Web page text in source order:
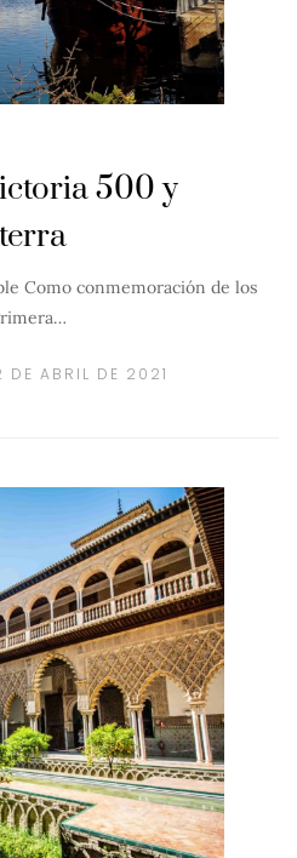
500 y
Como conmemoración de los
DE ABRIL DE 2021